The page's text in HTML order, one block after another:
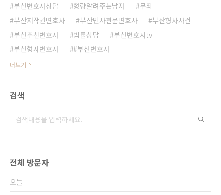
부산변호사상담
형량알려주는남자
무죄
부산저작권변호사
부산민사전문변호사
부산형사사건
부산추천변호사
법률상담
부산변호사tv
부산형사변호사
#부산변호사
더보기
검색
전체 방문자
오늘